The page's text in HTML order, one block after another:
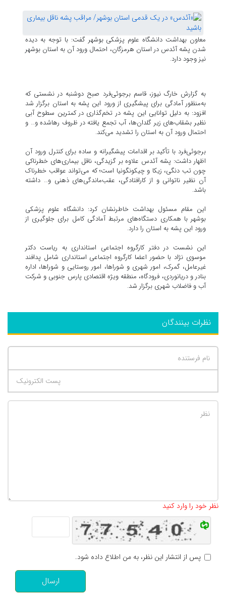
معاون بهداشت دانشگاه علوم پزشکی بوشهر گفت: با توجه به دیده
شدن پشه آئدس در استان هرمزگان، احتمال ورود آن به استان بوشهر
نیز وجود دارد.
به گزارش خارگ نیوز، قاسم برجوئی‌فرد صبح دوشنبه در نشستی که
به‌منظور آمادگی برای پیشگیری از ورود این پشه به استان برگزار شد
افزود: به دلیل توانایی این پشه در تخم‌گذاری در کمترین سطوح آبی
نظیر بشقاب‌های زیر گلدان‌ها، آب تجمع یافته در ظروف رهاشده و… و
احتمال ورود آن به استان را تشدید می‌کند.
برجوئی‌فرد با تأکید بر اقدامات پیشگیرانه و ساده برای کنترل ورود آن
اظهار داشت: پشه آئدس علاوه بر گزیدگی، ناقل بیماری‌های خطرناکی
چون تب دنگی، زیکا و چیکونگونیا است؛ که می‌تواند عواقب خطرناک
آن نظیر ناتوانی و از کارافتادگی، عقب‌ماندگی‌های ذهنی و… داشته
باشد.
این مقام مسئول بهداشت خاطرنشان کرد: دانشگاه علوم پزشکی
بوشهر با همکاری دستگاه‌های مرتبط آمادگی کامل برای جلوگیری از
ورود این پشه به استان را دارد.
این نشست در دفتر کارگروه اجتماعی استانداری به ریاست دکتر
موسوی نژاد با حضور اعضا کارگروه اجتماعی استانداری شامل پدافند
غیرعامل، گمرک، امور شهری و شوراها، امور روستایی و شوراها، اداره
بنادر و دریانوردی، فرودگاه، منطقه ویژه اقتصادی پارس جنوبی و شرکت
آب و فاضلاب شهری برگزار شد.
نظرات بینندگان
نظر خود را وارد کنید
پس از انتشار این نظر، به من اطلاع داده شود.
ارسال